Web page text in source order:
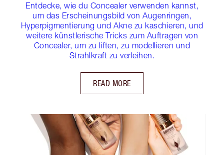
Entdecke, wie du Concealer verwenden kannst,
um das Erscheinungsbild von Augenringen,
Hyperpigmentierung und Akne zu kaschieren, und
weitere künstlerische Tricks zum Auftragen von
Concealer, um zu liften, zu modellieren und
Strahlkraft zu verleihen.
READ MORE